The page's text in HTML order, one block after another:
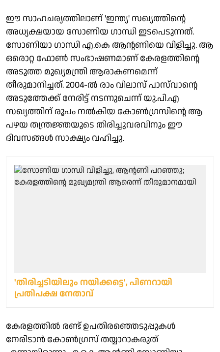
ഈ സാഹചര്യത്തിലാണ് 'ഇന്ത്യ' സഖ്യത്തിന്റെ
അധ്യക്ഷയായ സോണിയ ഗാന്ധി ഇടപെടുന്നത്.
സോണിയാ ഗാന്ധി എ.കെ ആന്റണിയെ വിളിച്ചു. ആ
ഒരൊറ്റ ഫോണ്‍ സംഭാഷണമാണ് കേരളത്തിന്റെ
അടുത്ത മുഖ്യമന്ത്രി ആരാകണമെന്ന്
തീരുമാനിച്ചത്. 2004-ല്‍ രാം വിലാസ് പാസ്‌വാന്റെ
അടുത്തേക്ക് നേരിട്ട് നടന്നുചെന്ന് യു.പി.എ
സഖ്യത്തിന് രൂപം നല്‍കിയ കോണ്‍ഗ്രസിന്റെ ആ
പഴയ തന്ത്രജ്ഞയുടെ തിരിച്ചുവരവിനും ഈ
ദിവസങ്ങള്‍ സാക്ഷ്യം വഹിച്ചു.
'തിരിച്ചടിയിലും നയിക്കട്ടെ', പിണറായി
പ്രതിപക്ഷ നേതാവ്
കേരളത്തില്‍ രണ്ട് ഉപതിരഞ്ഞെടുപ്പുകള്‍
നേരിടാന്‍ കോണ്‍ഗ്രസ് തയ്യാറാകരുത്